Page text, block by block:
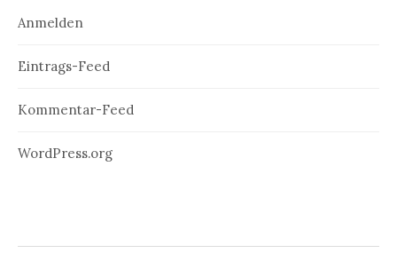
Anmelden
Eintrags-Feed
Kommentar-Feed
WordPress.org